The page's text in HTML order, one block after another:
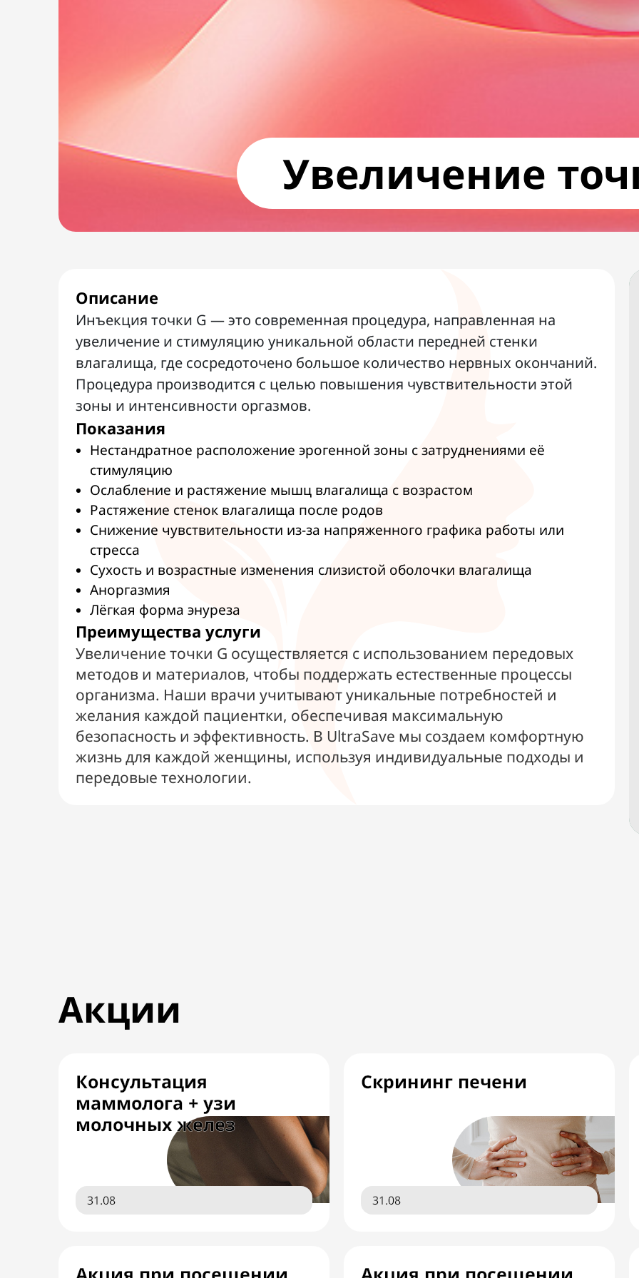
Увеличение
Описание
Инъекция точки G — это современная процедура, направленная на
увеличение и стимуляцию уникальной области передней стенки
влагалища, где сосредоточено большое количество нервных окончаний.
Процедура производится с целью повышения чувствительности этой
зоны и интенсивности оргазмов.
Показания
Нестандратное расположение эрогенной зоны с затруднениями её
стимуляцию
Ослабление и растяжение мышц влагалища с возрастом
Растяжение стенок влагалища после родов
Снижение чувствительности из-за напряженного графика работы или
стресса
Сухость и возрастные изменения слизистой оболочки влагалища
Аноргазмия
Лёгкая форма энуреза
Преимущества услуги
Увеличение точки G осуществляется с использованием передовых
методов и материалов, чтобы поддержать естественные процессы
организма. Наши врачи учитывают уникальные потребностей и
желания каждой пациентки, обеспечивая максимальную
безопасность и эффективность. В UltraSave мы создаем комфортную
жизнь для каждой женщины, используя индивидуальные подходы и
передовые технологии.
Акции
Консультация
маммолога + узи
молочных желез
31.08
Скрининг печени
31.08